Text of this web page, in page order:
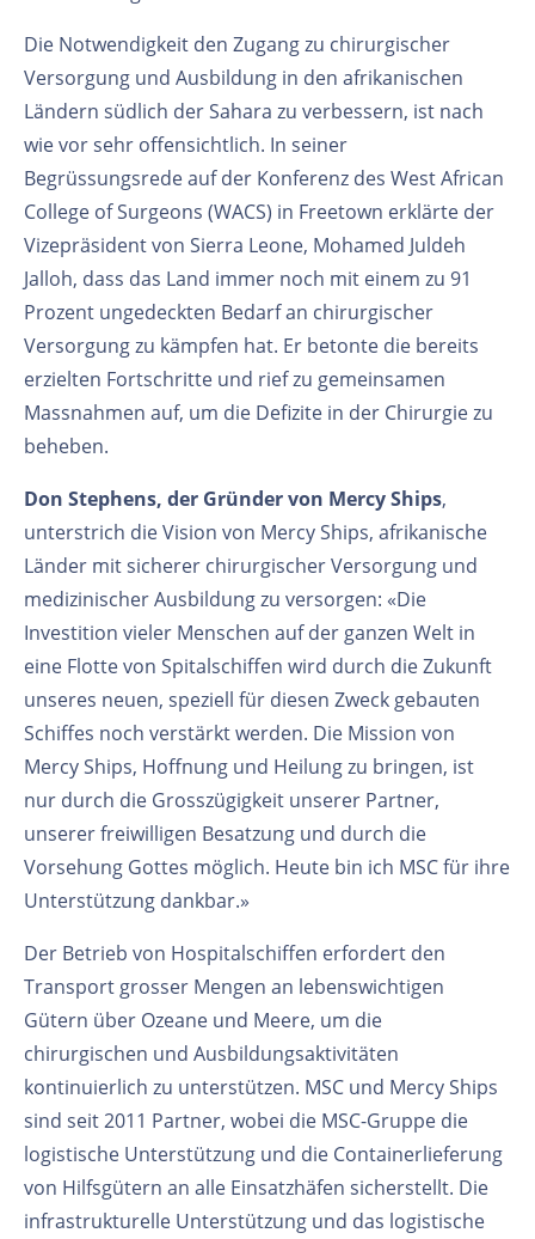
Die Notwendigkeit den Zugang zu chirurgischer
Versorgung und Ausbildung in den afrikanischen
Ländern südlich der Sahara zu verbessern, ist nach
wie vor sehr offensichtlich. In seiner
Begrüssungsrede auf der Konferenz des West African
College of Surgeons (WACS) in Freetown erklärte der
Vizepräsident von Sierra Leone, Mohamed Juldeh
Jalloh, dass das Land immer noch mit einem zu 91
Prozent ungedeckten Bedarf an chirurgischer
Versorgung zu kämpfen hat. Er betonte die bereits
erzielten Fortschritte und rief zu gemeinsamen
Massnahmen auf, um die Defizite in der Chirurgie zu
beheben.
Don Stephens, der Gründer von Mercy Ships,
unterstrich die Vision von Mercy Ships, afrikanische
Länder mit sicherer chirurgischer Versorgung und
medizinischer Ausbildung zu versorgen: «Die
Investition vieler Menschen auf der ganzen Welt in
eine Flotte von Spitalschiffen wird durch die Zukunft
unseres neuen, speziell für diesen Zweck gebauten
Schiffes noch verstärkt werden. Die Mission von
Mercy Ships, Hoffnung und Heilung zu bringen, ist
nur durch die Grosszügigkeit unserer Partner,
unserer freiwilligen Besatzung und durch die
Vorsehung Gottes möglich. Heute bin ich MSC für ihre
Unterstützung dankbar.»
Der Betrieb von Hospitalschiffen erfordert den
Transport grosser Mengen an lebenswichtigen
Gütern über Ozeane und Meere, um die
chirurgischen und Ausbildungsaktivitäten
kontinuierlich zu unterstützen. MSC und Mercy Ships
sind seit 2011 Partner, wobei die MSC-Gruppe die
logistische Unterstützung und die Containerlieferung
von Hilfsgütern an alle Einsatzhäfen sicherstellt. Die
infrastrukturelle Unterstützung und das logistische